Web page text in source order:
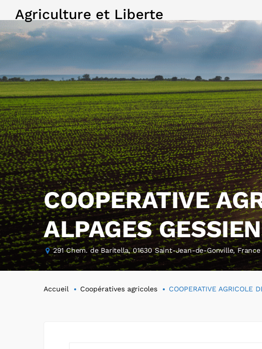
Agriculture et Liberte
COOPERATIVE
ALPAGES
291 Chem. de Baritella, 01630 Saint-Jean-de-Gonville, France
Accueil Coopératives agricoles COOPERATIVE AGRICOLE